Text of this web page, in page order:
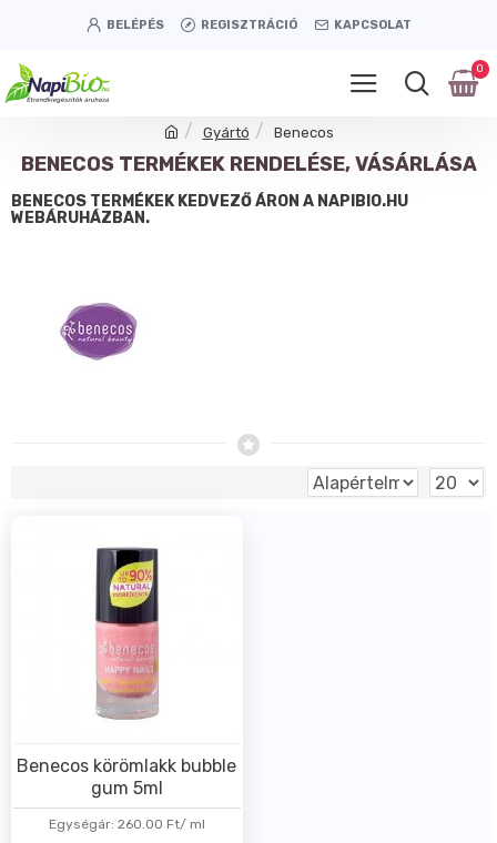
BELÉPÉS REGISZTRÁCIÓ KAPCSOLAT
0
Gyártó Benecos
BENECOS TERMÉKEK RENDELÉSE, VÁSÁRLÁSA
BENECOS TERMÉKEK KEDVEZŐ ÁRON A NAPIBIO.HU
WEBÁRUHÁZBAN.
Egységár: 260.00 Ft/ ml
Benecos körömlakk bubble
gum 5ml